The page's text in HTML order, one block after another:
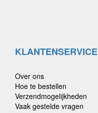
KLANTENSERVICE
Over ons
Hoe te bestellen
Verzendmogelijkheden
Vaak gestelde vragen